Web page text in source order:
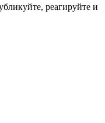
реагируйте и